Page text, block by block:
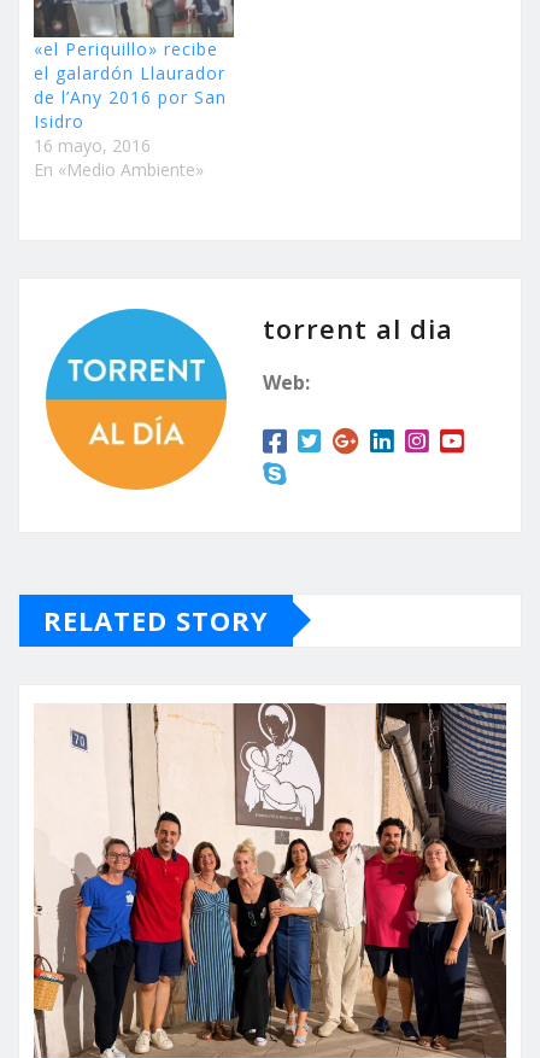
«el Periquillo» recibe
el galardón Llaurador
de l’Any 2016 por San
Isidro
16 mayo, 2016
En «Medio Ambiente»
torrent al dia
Web:
RELATED STORY